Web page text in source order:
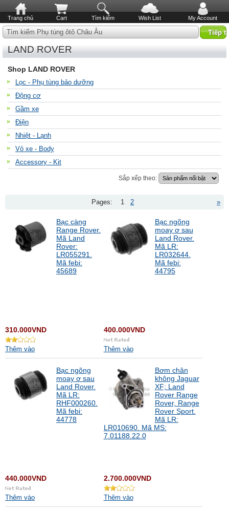
Trang chủ Cart Tìm kiếm Wish List My Account
Tìm kiếm Phụ tùng ôtô Châu Âu
LAND ROVER
Shop LAND ROVER
Lọc - Phụ tùng bảo dưỡng
Động cơ
Gầm xe
Điện
Nhiệt - Lạnh
Vỏ xe - Body
Accessory - Kit
Sắp xếp theo:
»
Pages: 1 2
Bạc càng
Range Rover.
Mã Land
Rover:
LR055291.
Mã febi:
45689
310.000VND
Thêm vào
Bạc ngõng
moay ơ sau
Land Rover.
Mã LR:
LR032644.
Mã febi:
44795
400.000VND
Thêm vào
Bạc ngõng
moay ơ sau
Land Rover.
Mã LR:
RHF000260.
Mã febi:
44778
440.000VND
Thêm vào
Bơm chân
không Jaguar
XF; Land
Rover Range
Rover, Range
Rover Sport.
Mã LR:
LR010690. Mã MS:
7.01188.22.0
2.700.000VND
Thêm vào